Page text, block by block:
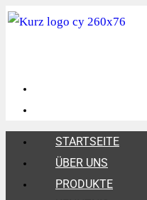
STARTSEITE
ÜBER UNS
PRODUKTE